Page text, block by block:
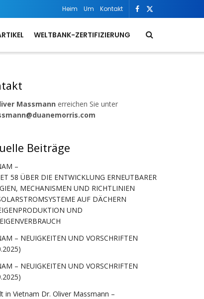
Heim Um Kontakt
WELTBANK-ZERTIFIZIERUNG
Massmann erreichen Sie unter
Beiträge
–
58 ÜBER DIE ENTWICKLUNG ERNEUTBARER
MECHANISMEN UND RICHTLINIEN
AUF DÄCHERN
UND
– NEUIGKEITEN UND VORSCHRIFTEN
– NEUIGKEITEN UND VORSCHRIFTEN
in Vietnam Dr. Oliver Massmann –